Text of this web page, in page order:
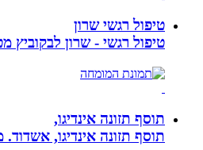
טיפול רגשי שרון
טיפול רגשי - שרון
תוסף תזונה אינדיגו,
תוסף תזונה אינדיגו, אשדוד.